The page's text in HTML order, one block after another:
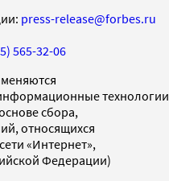
press-release@forbes.ru
565-32-06
технологии
сбора,
относящихся
«Интернет»,
Федерации)